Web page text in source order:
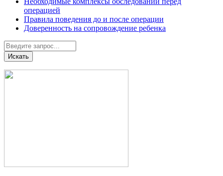
операцией
Правила поведения до и после операции
Доверенность на сопровождение ребенка